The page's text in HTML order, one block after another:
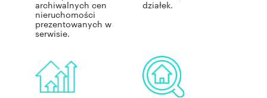
archiwalnych cen
nieruchomości
prezentowanych w
serwisie.
działek.